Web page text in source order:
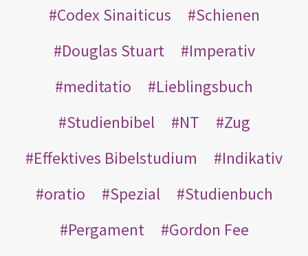
Codex Sinaiticus
Schienen
Douglas Stuart
Imperativ
meditatio
Lieblingsbuch
Studienbibel
NT
Zug
Effektives Bibelstudium
Indikativ
oratio
Spezial
Studienbuch
Pergament
Gordon Fee